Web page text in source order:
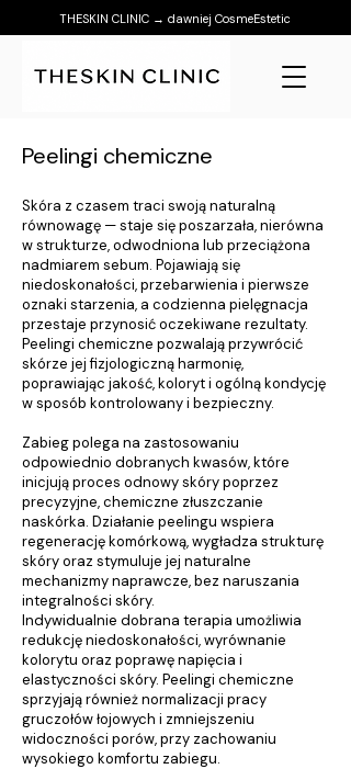
THESKIN CLINIC → dawniej CosmeEstetic
Peelingi chemiczne
Skóra z czasem traci swoją naturalną
równowagę — staje się poszarzała, nierówna
w strukturze, odwodniona lub przeciążona
nadmiarem sebum. Pojawiają się
niedoskonałości, przebarwienia i pierwsze
oznaki starzenia, a codzienna pielęgnacja
przestaje przynosić oczekiwane rezultaty.
Peelingi chemiczne pozwalają przywrócić
skórze jej fizjologiczną harmonię,
poprawiając jakość, koloryt i ogólną kondycję
w sposób kontrolowany i bezpieczny.
Zabieg polega na zastosowaniu
odpowiednio dobranych kwasów, które
inicjują proces odnowy skóry poprzez
precyzyjne, chemiczne złuszczanie
naskórka. Działanie peelingu wspiera
regenerację komórkową, wygładza strukturę
skóry oraz stymuluje jej naturalne
mechanizmy naprawcze, bez naruszania
integralności skóry.
Indywidualnie dobrana terapia umożliwia
redukcję niedoskonałości, wyrównanie
kolorytu oraz poprawę napięcia i
elastyczności skóry. Peelingi chemiczne
sprzyjają również normalizacji pracy
gruczołów łojowych i zmniejszeniu
widoczności porów, przy zachowaniu
wysokiego komfortu zabiegu.